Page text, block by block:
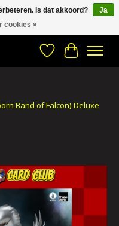
out!
Verlanglijst
Band of Falcon) Deluxe
Items
Is dat akkoord?
Ja
cookies »